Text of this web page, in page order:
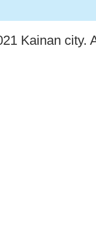
Kainan city.